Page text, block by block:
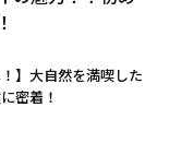
！】大自然を満喫した
密着！